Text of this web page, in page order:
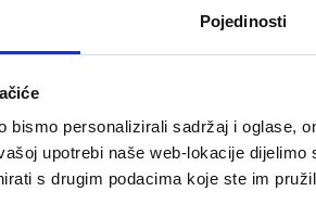
Pojedinosti
bismo personalizirali sadržaj i oglase,
upotrebi naše web-lokacije
s drugim podacima koje ste im
19,33 €